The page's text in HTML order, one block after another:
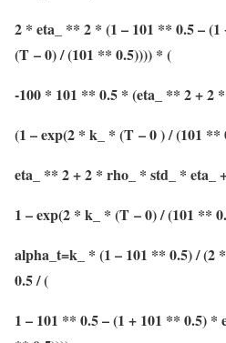
2 * eta_ ** 2 * (1 – 101 ** 0.5 –
(T – 0) / (101 ** 0.5)))) * (
-100 * 101 ** 0.5 * (eta_ ** 2 + 2
(1 – exp(2 * k_ * (T – 0 ) / (101
eta_ ** 2 + 2 * rho_ * std_ * eta_
1 – exp(2 * k_ * (T – 0) / (101 **
alpha_t=k_ * (1 – 101 ** 0.5) / (2
0.5 / (
1 – 101 ** 0.5 – (1 + 101 ** 0.5)